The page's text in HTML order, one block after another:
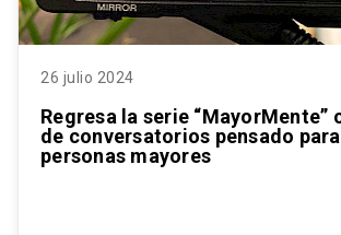
26 julio 2024
Regresa la serie “MayorMente”
de conversatorios pensado
personas mayores